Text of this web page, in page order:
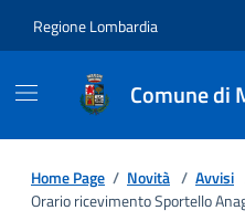
Regione Lombardia
Comune di
Home Page / Novità / Avvisi
Orario ricevimento Sportello